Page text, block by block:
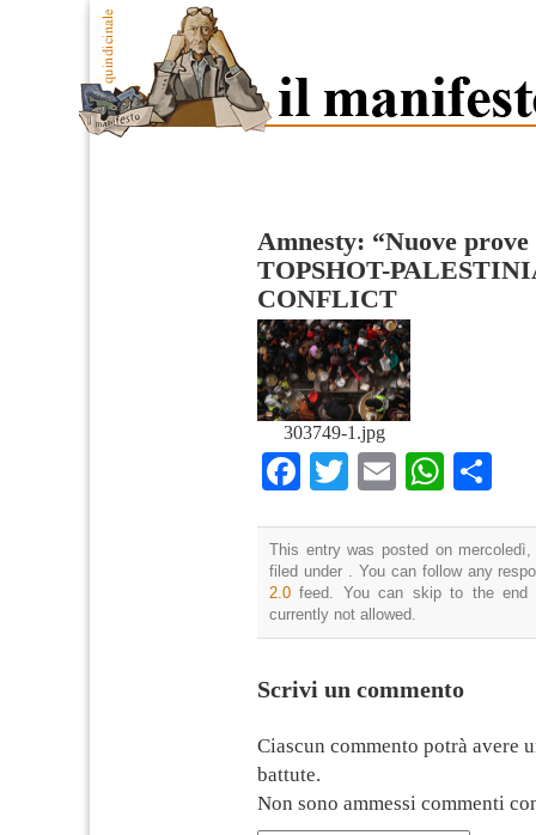
Amnesty: “Nuove
TOPSHOT-
CONFLICT
303749-1.jpg
Facebook
TwitterEmail
This entry was posted on
filed under . You can follow any
2.0 feed. You can skip to the end
currently not allowed.
Scrivi un commento
Ciascun commento potrà avere
battute.
Non sono ammessi commenti